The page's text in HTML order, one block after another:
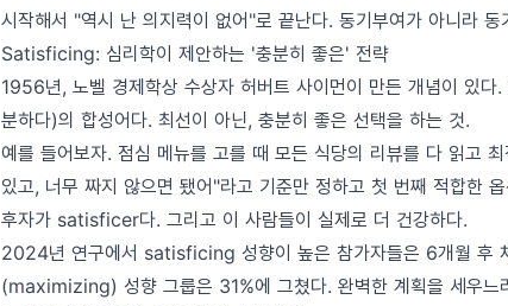
시작해서 "역시 난 의지력이 없어"로 끝난다. 동기부여가 아니라 동
Satisficing: 심리학이 제안하는 '충분히 좋은' 전략
1956년, 노벨 경제학상 수상자 허버트 사이먼이 만든 개념이
분하다)의 합성어다. 최선이 아닌, 충분히 좋은 선택을 하는 것.
예를 들어보자. 점심 메뉴를 고를 때 모든 식당의 리뷰를 다 읽고
있고, 너무 짜지 않으면 됐어"라고 기준만 정하고 첫 번째 적합한
후자가 satisficer다. 그리고 이 사람들이 실제로 더 건강하다.
2024년 연구에서 satisficing 성향이 높은 참가자들은 6개월 후
(maximizing) 성향 그룹은 31%에 그쳤다. 완벽한 계획을 세우느